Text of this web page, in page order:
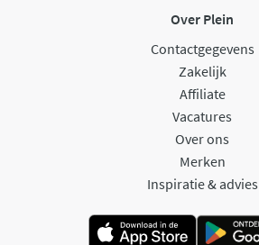
Over Plein
Contactgegevens
Zakelijk
Affiliate
Vacatures
Over ons
Merken
Inspiratie & advies